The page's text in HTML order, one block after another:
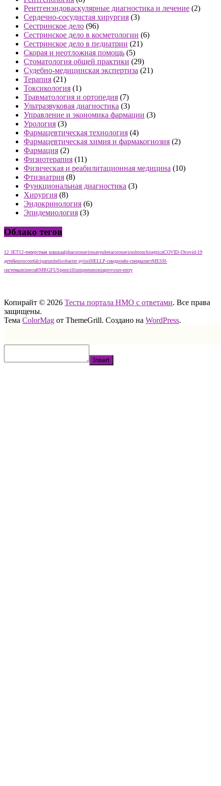
Рентгенэндоваскулярные диагностика и лечение (2)
Сердечно-сосудистая хирургия (3)
Сестринское дело (96)
Сестринское дело в косметологии (6)
Сестринское дело в педиатрии (21)
Скорая и неотложная помощь (5)
Стоматология общей практики (29)
Судебно-медицинская экспертиза (21)
Терапия (21)
Токсикология (1)
Травматология и ортопедия (7)
Ультразвуковая диагностика (3)
Управление и экономика фармации (3)
Урология (3)
Фармацевтическая технология (4)
Фармацевтическая химия и фармакогнозия (2)
Фармация (2)
Физиотерапия (11)
Физическая и реабилитационная медицина (10)
Фтизиатрия (8)
Функциональная диагностика (3)
Хирургия (8)
Эндокринология (6)
Эпидемиология (3)
Облако тегов
12 ЗЕТ12-типерстная кишкаalphacoronavirusavpubetacoronavirusbronchisepticaCOVID-19covid-19
детейeuroscorefalciparumhelicobacter pyloriHELLP-синдромhr-специалистMESH-
системыminecraftMRGFUSpenicilliumpneumoniaprovoxre-entry
Копирайт © 2026 Тесты портала НМО с ответами. Все права
защищены.
Тема ColorMag от ThemeGrill. Создано на WordPress.
Insert